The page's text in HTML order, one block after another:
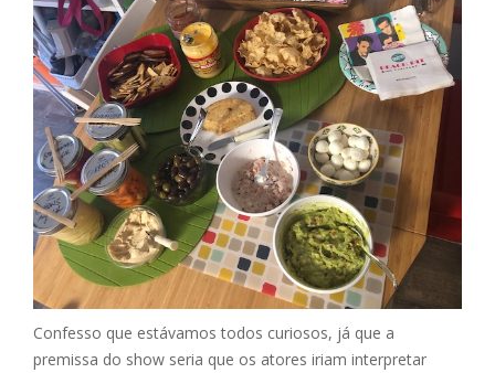
Confesso que estávamos todos curiosos, já que a
premissa do show seria que os atores iriam interpretar